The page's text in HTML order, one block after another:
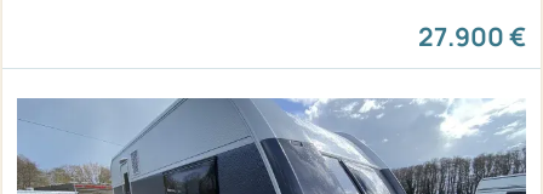
27.900 €